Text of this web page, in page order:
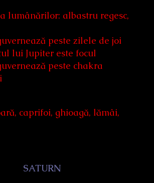
lumânărilor: albastru regesc,
peste zilele de joi
lui Jupiter este focul
peste chakra
caprifoi, ghioagă, lămâi,
SATURN